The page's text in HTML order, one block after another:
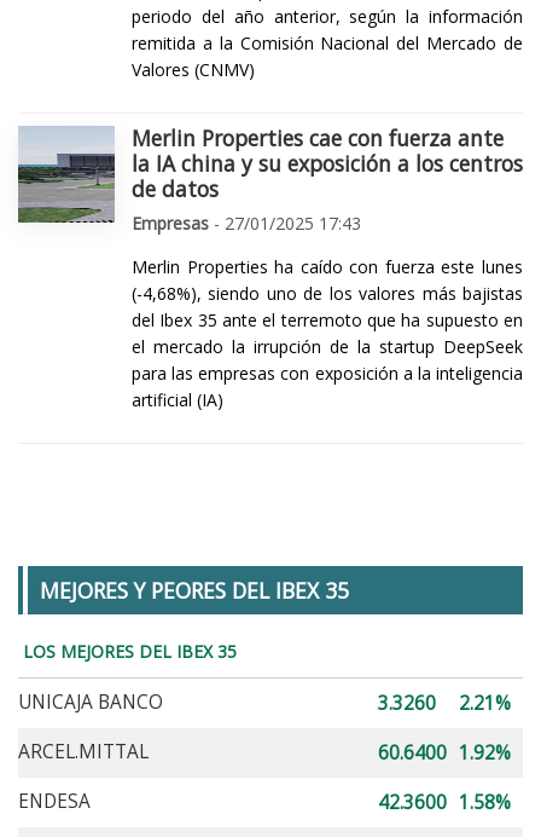
periodo del año anterior, según la información
remitida a la Comisión Nacional del Mercado de
Valores (CNMV)
Merlin Properties cae con fuerza ante
la IA china y su exposición a los centros
de datos
Empresas - 27/01/2025 17:43
Merlin Properties ha caído con fuerza este lunes
(-4,68%), siendo uno de los valores más bajistas
del Ibex 35 ante el terremoto que ha supuesto en
el mercado la irrupción de la startup DeepSeek
para las empresas con exposición a la inteligencia
artificial (IA)
MEJORES Y PEORES DEL IBEX 35
LOS MEJORES DEL IBEX 35
UNICAJA BANCO 3.3260
2.21%
ARCEL.MITTAL
60.6400 1.92%
ENDESA
42.3600 1.58%